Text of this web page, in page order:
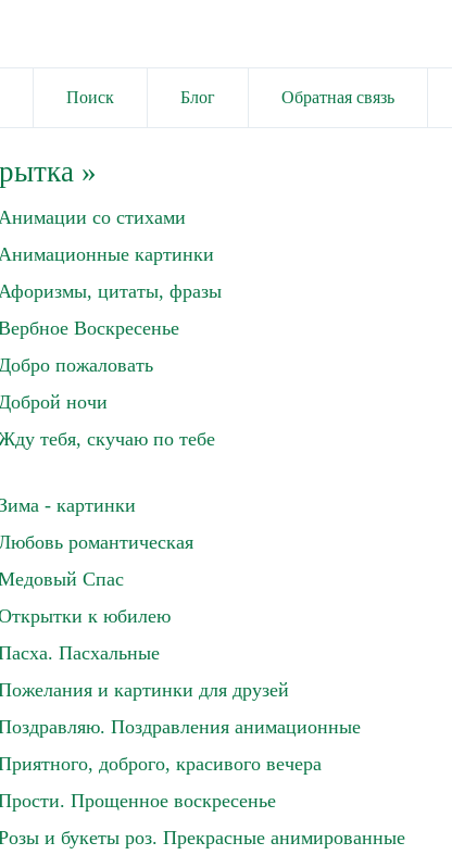
Поиск Блог Обратная связь
»
со стихами
картинки
цитаты, фразы
Воскресенье
пожаловать
ночи
тебя, скучаю по тебе
- картинки
романтическая
Спас
к юбилею
Пасхальные
и картинки для друзей
Поздравления анимационные
доброго, красивого вечера
Прощенное воскресенье
и букеты роз. Прекрасные анимированные